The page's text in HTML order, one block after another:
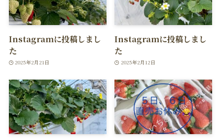
Instagramに投稿しまし
た
2025年2月21日
Instagramに投稿しまし
た
2025年2月12日